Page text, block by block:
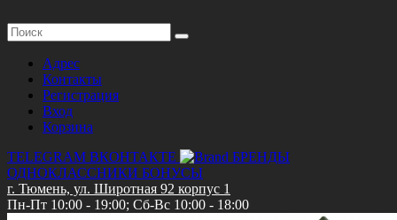
Адрес
Контакты
Регистрация
Вход
Корзина
TELEGRAM ВКОНТАКТЕ
БРЕНДЫ
ОДНОКЛАССНИКИ БОНУСЫ
г. Тюмень, ул. Широтная 92 корпус 1
Пн-Пт 10:00 - 19:00; Сб-Вс 10:00 - 18:00